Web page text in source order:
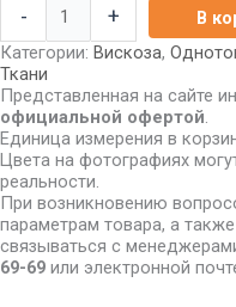
- +
В
Категории: Вискоза,
Ткани
Представленная на сайте
официальной офертой.
Единица измерения в
Цвета на фотографиях
реальности.
При возникновению
параметрам товара, а
связываться с
69-69 или электронной